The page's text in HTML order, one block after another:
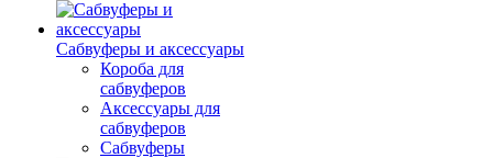
Сабвуферы и аксессуары
Короба для
сабвуферов
Аксессуары для
сабвуферов
Сабвуферы